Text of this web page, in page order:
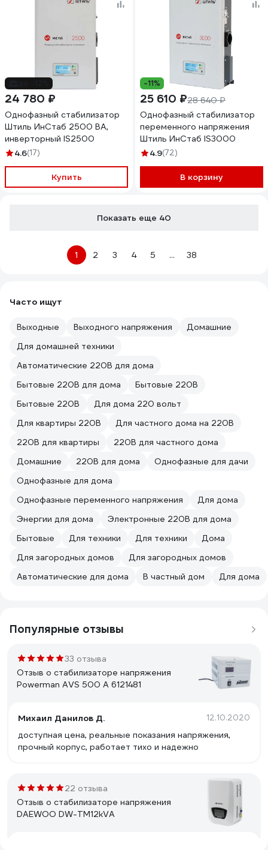
24 780 ₽
Однофазный стабилизатор
Штиль ИнСтаб 2500 ВА,
инверторный IS2500
4.6(17)
Купить
-11%
25 610 ₽28 640 ₽
Однофазный стабилизатор
переменного напряжения
Штиль ИнСтаб IS3000
4.9(72)
В корзину
Показать еще 40
1 2 3 4 5 ... 38
Часто ищут
Выходные Выходного напряжения
Домашние
Для домашней техники
Автоматические 220В для дома
Бытовые 220В для дома
Бытовые 220В
Бытовые 220В
Для дома 220 вольт
Для квартиры 220В
Для частного дома на 220В
220В для квартиры
220В для частного дома
Домашние
220В для дома
Однофазные для дачи
Однофазные для дома
Однофазные переменного напряжения
Для дома
Энергии для дома
Электронные 220В для дома
Бытовые
Для техники Для техники
Дома
Для загородных домов
Для загородных домов
Автоматические для дома
В частный дом Для дома
Популярные отзывы
33 отзыва
Отзыв о стабилизаторе напряжения
Powerman AVS 500 A 6121481
Михаил Данилов Д. 12.10.2020
доступная цена, реальные показания напряжения,
прочный корпус, работает тихо и надежно
22 отзыва
Отзыв о стабилизаторе напряжения
DAEWOO DW-TM12kVA